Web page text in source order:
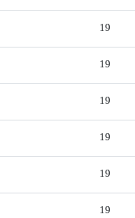
19
19
19
19
19
19